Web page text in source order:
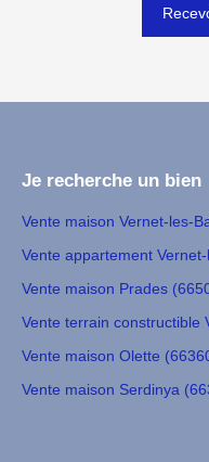
Je recherche un bien
Vente maison Vernet-les-
Vente appartement
Vente maison Prades
Vente terrain constructible
Vente maison Olette
Vente maison Serdinya